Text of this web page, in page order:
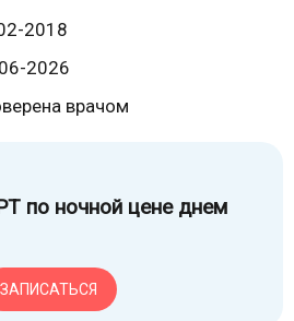
2018
2026
врачом
по ночной цене днем
ЗАПИСАТЬСЯ